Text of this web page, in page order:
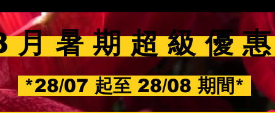
月 暑 期 超 級 優
*28/07 起至 28/08 期間*